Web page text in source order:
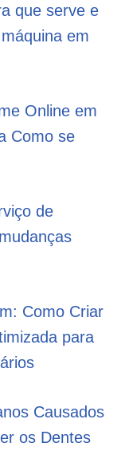
que serve e
em
Online em
Como se
de
Como Criar
para
Causados
os Dentes